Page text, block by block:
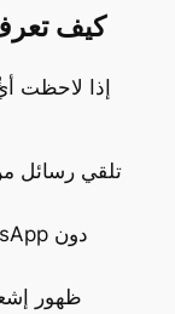
كيف
إذا لاحظت
تلقي رسائل
ظهور